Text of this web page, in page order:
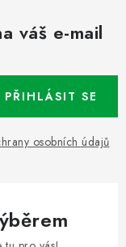
váš e-mail
osobních údajů
PŘIHLÁSIT SE